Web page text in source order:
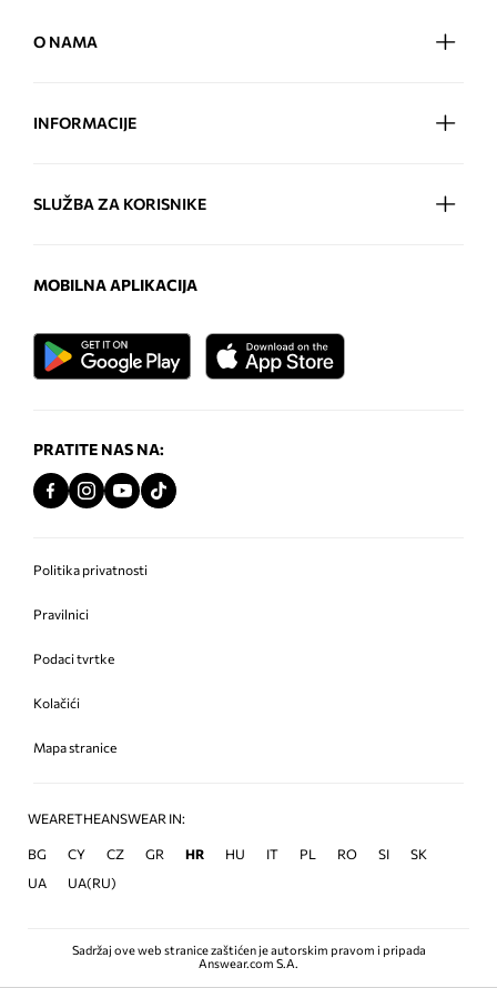
O NAMA
INFORMACIJE
SLUŽBA ZA KORISNIKE
MOBILNA APLIKACIJA
PRATITE NAS NA:
Politika privatnosti
Pravilnici
Podaci tvrtke
Kolačići
Mapa stranice
WEARETHEANSWEAR IN:
BG CY CZ GR HR HU IT PL RO SI
SK
UA
UA(RU)
Sadržaj ove web stranice zaštićen je autorskim pravom i pripada
Answear.com S.A.